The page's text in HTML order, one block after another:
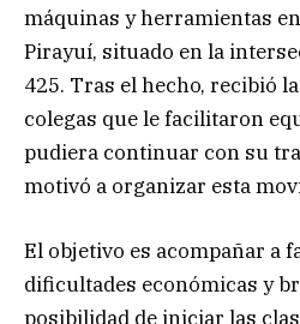
máquinas y herramientas
Pirayuí, situado en la
425. Tras el hecho, recibió
colegas que le facilitaron
pudiera continuar con su
motivó a organizar esta
El objetivo es acompañar a
dificultades económicas y
posibilidad de iniciar las